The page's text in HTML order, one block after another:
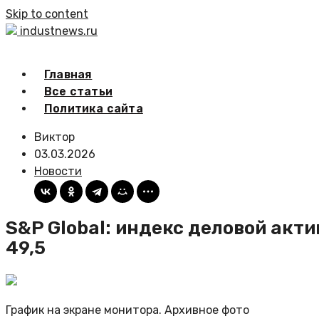
Skip to content
industnews.ru
Главная
Все статьи
Политика сайта
Виктор
03.03.2026
Новости
S&P Global: индекс деловой
49,5
График на экране монитора. Архивное фото